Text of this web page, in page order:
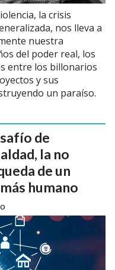
la crisis
nos lleva a
nuestra
del poder real, los
entre los billonarios
y sus
un paraíso.
de
la no
de un
humano